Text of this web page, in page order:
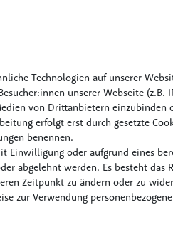
Technologien auf unserer
unserer Webseite (z.B.
von Drittanbietern einzubinden
erfolgt erst durch gesetzte
benennen.
Einwilligung oder aufgrund eines
abgelehnt werden. Es besteht das
Zeitpunkt zu ändern oder zu
zur Verwendung